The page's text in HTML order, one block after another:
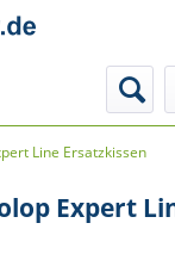
Line Ersatzkissen
Expert